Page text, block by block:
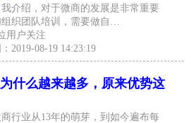
介绍，对于微商的发展是非常重要
织团队培训，需要做自…
用户关注
2019-08-19 14:23:19
什么越来越多，原来优势这
行业从13年的萌芽，到如今遍布每